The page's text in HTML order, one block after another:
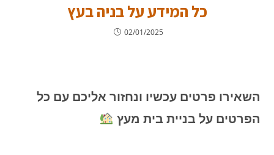
כל המידע על בניה בעץ
02/01/2025
השאירו פרטים עכשיו ונחזור אליכם עם כל
הפרטים על בניית בית מעץ